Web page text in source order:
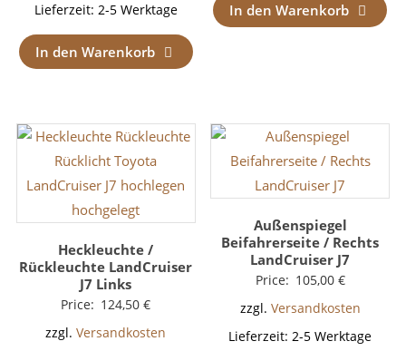
Lieferzeit: 2-5 Werktage
In den Warenkorb
In den Warenkorb
Heckleuchte /
Rückleuchte LandCruiser
J7 Links
Price: 124,50€
zzgl.Versandkosten
Außenspiegel
Beifahrerseite / Rechts
LandCruiser J7
Price: 105,00 €
zzgl. Versandkosten
Lieferzeit:2-5 Werktage